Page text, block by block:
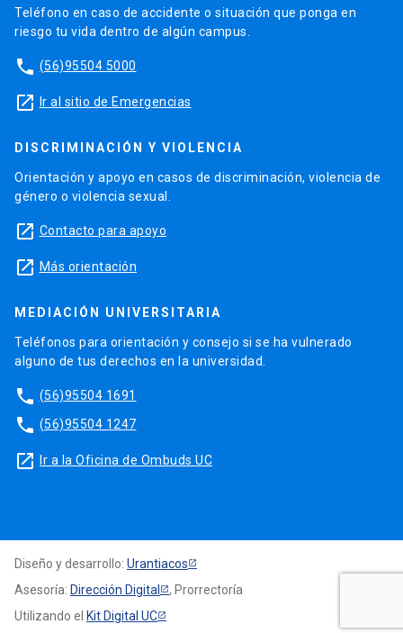
Teléfono en caso de accidente o situación que ponga en
riesgo tu vida dentro de algún campus.
phone (56)95504 5000
launch Ir al sitio de Emergencias
DISCRIMINACIÓN Y VIOLENCIA
Orientación y apoyo en casos de discriminación, violencia de
género o violencia sexual.
launch Contacto para apoyo
launch Más orientación
MEDIACIÓN UNIVERSITARIA
Teléfonos para orientación y consejo si se ha vulnerado
alguno de tus derechos en la universidad.
phone (56)95504 1691
phone (56)95504 1247
launch Ir a la Oficina de Ombuds UC
Diseño y desarrollo: Urantiacos
Asesoría: Dirección Digital
, Prorrectoría
Utilizando el Kit Digital UC